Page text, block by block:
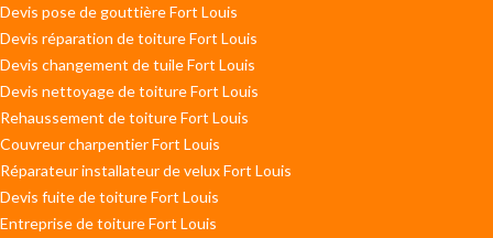
Devis pose de gouttière Fort Louis
Devis réparation de toiture Fort Louis
Devis changement de tuile Fort Louis
Devis nettoyage de toiture Fort Louis
Rehaussement de toiture Fort Louis
Couvreur charpentier Fort Louis
Réparateur installateur de velux Fort Louis
Devis fuite de toiture Fort Louis
Entreprise de toiture Fort Louis